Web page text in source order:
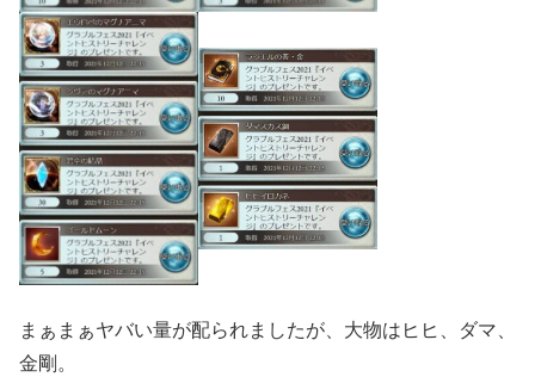
まぁまぁヤバい量が配られましたが、大物はヒヒ、ダマ、
金剛。